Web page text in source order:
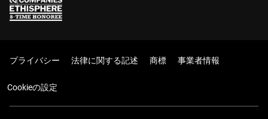
プライバシー 法律に関する記述 商標 事業者情報
Cookieの設定